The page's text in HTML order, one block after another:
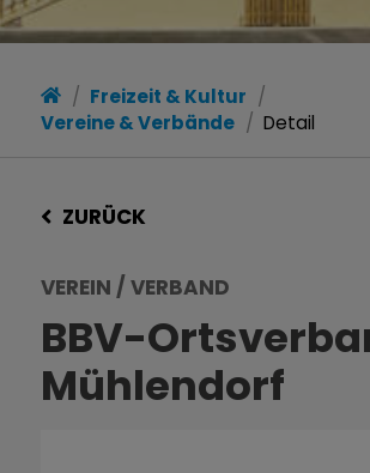
Freizeit & Kultur
Vereine & Verbände
Detail
ZURÜCK
VEREIN / VERBAND
BBV-
Mühlendorf